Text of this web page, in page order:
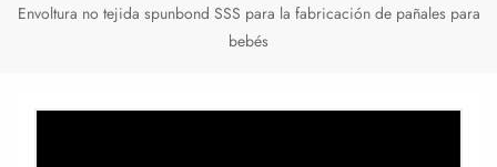
عربي
Envoltura no tejida spunbond SSS para la fabricación de pañales para
bebés